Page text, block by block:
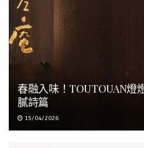
春融入味！TOUTOUAN燈
膩詩篇
15/04/2026